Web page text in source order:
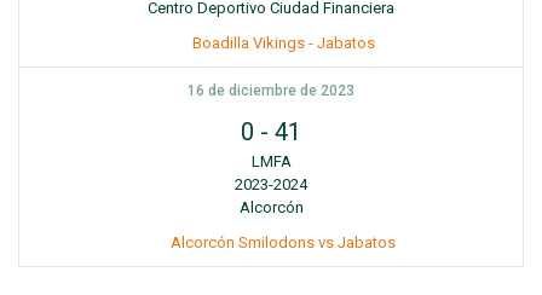
Centro Deportivo Ciudad Financiera
Boadilla Vikings - Jabatos
16 de diciembre de 2023
0 - 41
LMFA
2023-2024
Alcorcón
Alcorcón Smilodons vs Jabatos